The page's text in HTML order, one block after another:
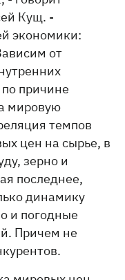
Кущ. -
экономики:
от
причине
мировую
темпов
цен на сырье, в
зерно и
последнее,
динамику
и погодные
Причем не